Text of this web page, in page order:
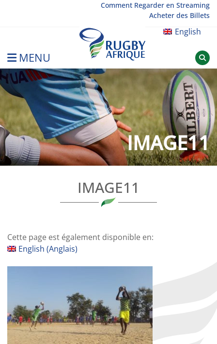
Comment Regarder en Streaming
Acheter des Billets
English
MENU
Rugby Afrique
IMAGE11
IMAGE11
Cette page est également disponible en:
English (Anglais)